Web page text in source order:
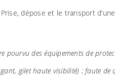
Prise, dépose et le transport
pourvu des équipements de
gilet haute visibilité) ; faute